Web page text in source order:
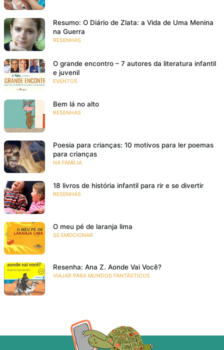
Resumo: O Diário de Zlata: a Vida de Uma Menina
na Guerra
RESENHAS
O grande encontro – 7 autores da literatura infantil
e juvenil
EVENTOS
Bem lá no alto
RESENHAS
Poesia para crianças: 10 motivos para ler poemas
para crianças
NA FAMÍLIA
18 livros de história infantil para rir e se divertir
RESENHAS
O meu pé de laranja lima
SE EMOCIONAR
Resenha: Ana Z. Aonde Vai Você?
VIAJAR PARA MUNDOS FANTÁSTICOS